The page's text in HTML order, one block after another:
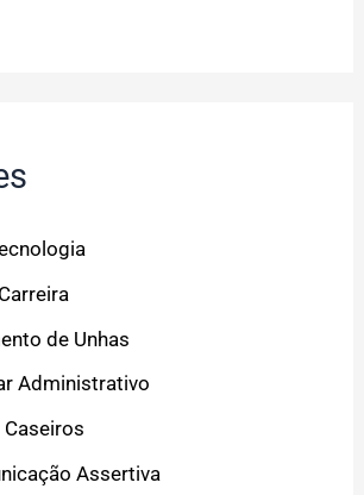
de Unhas
Administrativo
Assertiva